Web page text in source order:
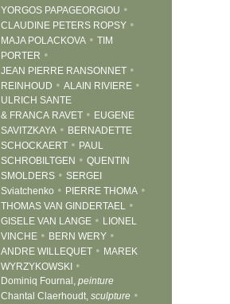
YORGOS PAPAGEORGIOU •
CLAUDINE PETERS ROPSY •
MAJA POLACKOVA • TIM
PORTER •
JEAN PIERRE RANSONNET •
REINHOUD • ALAIN RIVIERE •
ULRICH SANTE
& FRANCA RAVET • EUGENE
SAVITZKAYA • BERNADETTE
SCHOCKAERT • PAUL
SCHROBILTGEN • QUENTIN
SMOLDERS • SERGEI
Sviatchenko • PIERRE THOMA •
THOMAS VAN GINDERTAEL •
GISELE VAN LANGE • LIONEL
VINCHE • BERN WERY •
ANDRE WILLEQUET • MAREK
WYRZYKOWSKI •
Dominiq Fournal, peinture
Chantal Claerhoudt, sculpture •